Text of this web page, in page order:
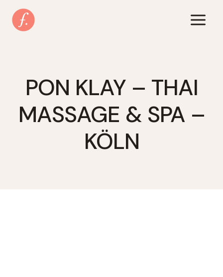
Inhalt
springen
PON KLAY – THAI
MASSAGE & SPA –
KÖLN